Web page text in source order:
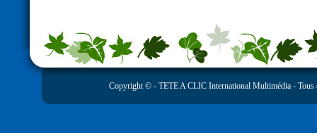
Copyright © - TETE A CLIC International Multimédia - Tous